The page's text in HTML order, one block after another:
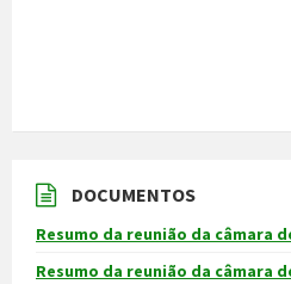
DOCUMENTOS
Resumo da reunião da câmara
Resumo da reunião da câmara